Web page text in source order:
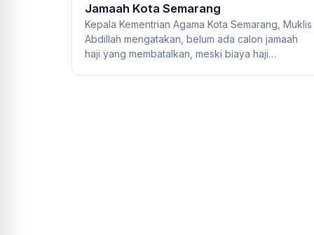
Jamaah Kota Semarang
Kepala Kementrian Agama Kota Semarang, Muklis
Abdillah mengatakan, belum ada calon jamaah
haji yang membatalkan, meski biaya haji